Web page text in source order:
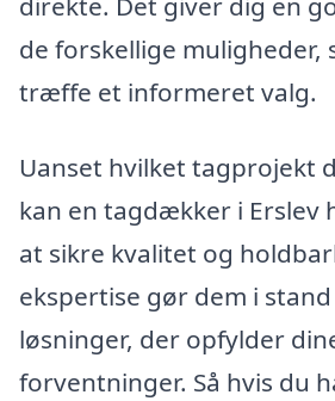
de forskellige muligheder,
træffe et informeret valg.
Uanset hvilket tagprojekt
kan en tagdækker i Erslev
at sikre kvalitet og
ekspertise gør dem i
løsninger, der opfylder
forventninger. Så hvis du